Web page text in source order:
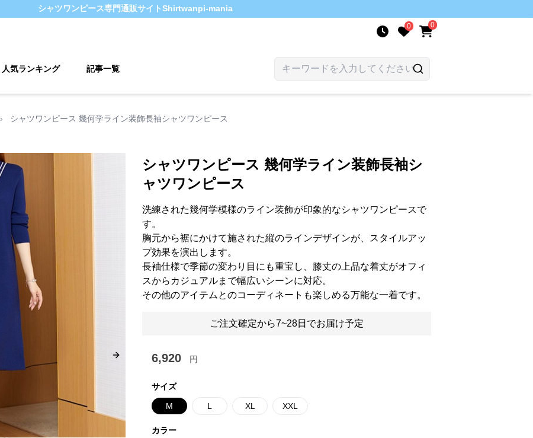
シャツワンピース専門通販サイトShirtwanpi-mania
0 0
人気ランキング 記事一覧
› シャツワンピース 幾何学ライン装飾長袖シャツワンピース
Next slide
シャツワンピース 幾何学ライン装飾長袖シ
ャツワンピース
洗練された幾何学模様のライン装飾が印象的なシャツワンピースで
す。
胸元から裾にかけて施された縦のラインデザインが、スタイルアッ
プ効果を演出します。
長袖仕様で季節の変わり目にも重宝し、膝丈の上品な着丈がオフィ
スからカジュアルまで幅広いシーンに対応。
その他のアイテムとのコーディネートも楽しめる万能な一着です。
ご注文確定から7~28日でお届け予定
6,920 円
サイズ
M L XL XXL
カラー